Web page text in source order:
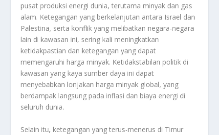
pusat produksi energi dunia, terutama minyak dan gas
alam. Ketegangan yang berkelanjutan antara Israel dan
Palestina, serta konflik yang melibatkan negara-negara
lain di kawasan ini, sering kali meningkatkan
ketidakpastian dan ketegangan yang dapat
memengaruhi harga minyak. Ketidakstabilan politik di
kawasan yang kaya sumber daya ini dapat
menyebabkan lonjakan harga minyak global, yang
berdampak langsung pada inflasi dan biaya energi di
seluruh dunia.
Selain itu, ketegangan yang terus-menerus di Timur